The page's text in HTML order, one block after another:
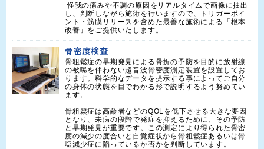
怪我の痛みや不調の原因をリアルタイムで画像に抽出
し、判断しながら施術を行いますので、トリガーポイ
ント・筋膜リリースを含めた最善な施術による「根本
改善」をご提供いたします。
骨密度検査
骨粗鬆症の早期発見による骨折の予防を目的に放射線
の被曝を伴わない超音波骨密度測定装置を設置してお
ります。科学的なデータを提示する事によってご自分
の身体の状態を目でわかる形で説明するよう努めてい
ます。
骨粗鬆症は高齢者などのQOLを低下させる大きな要因
となり、未病の段階で発症を抑えるために、その予防
と早期発見が重要です。この測定により得られた骨密
度の減少の度合いと自覚症状から骨粗鬆症あるいは骨
塩減少症に陥っているか否かを判断しています。